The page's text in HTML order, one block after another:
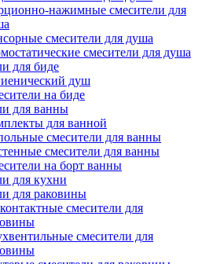
нажимные смесители для
смесители для душа
смесители для душа
для биде
душ
на биде
для ванны
для ванной
смесители для ванны
смесители для ванны
на борт ванны
для кухни
для раковины
смесители для
смесители для